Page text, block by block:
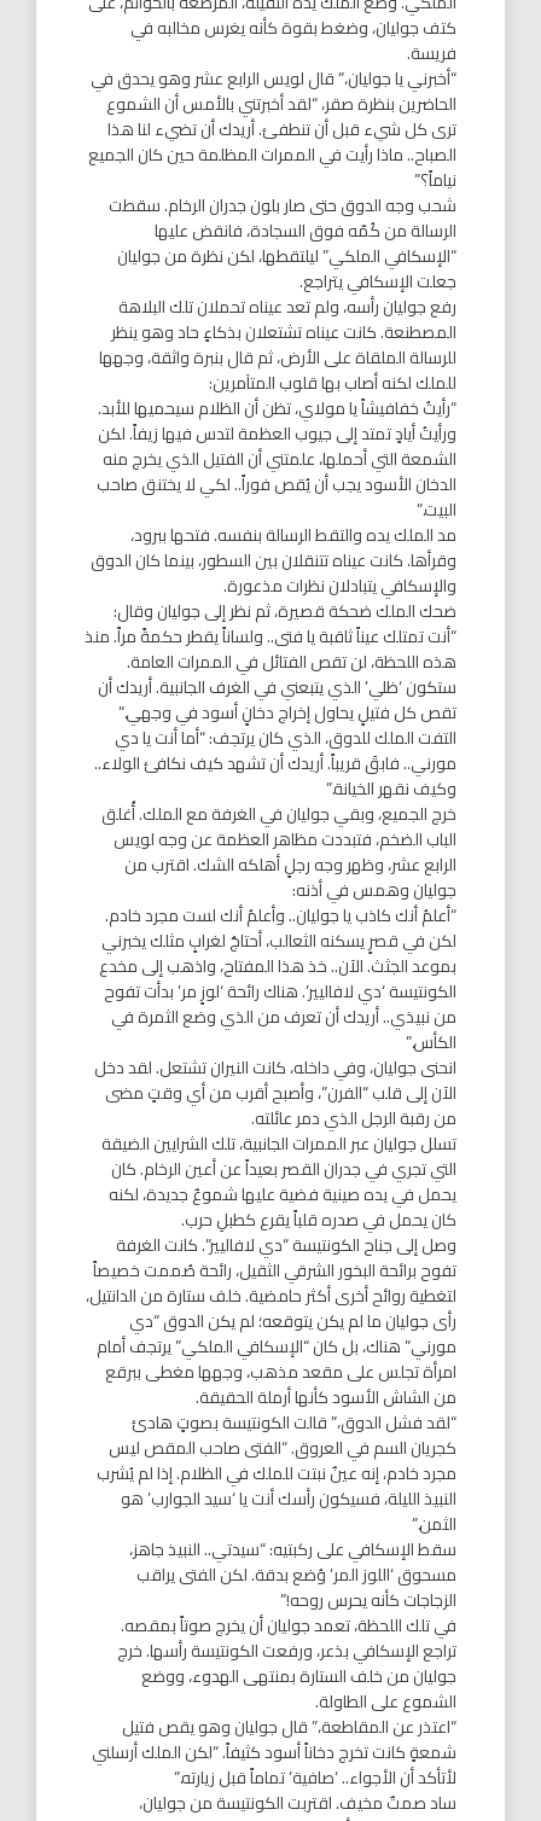
كتف جوليان، وضغط بقوة كأنه يغرس مخالبه في
فريسة.
“أخبرني يا جوليان،” قال لويس الرابع عشر وهو يحدق في
الحاضرين بنظرة صقر، “لقد أخبرتني بالأمس أن الشموع
ترى كل شيء قبل أن تنطفئ. أريدك أن تضيء لنا هذا
الصباح.. ماذا رأيت في الممرات المظلمة حين كان الجميع
نياماً؟”
شحب وجه الدوق حتى صار بلون جدران الرخام. سقطت
الرسالة من كُمّه فوق السجادة، فانقض عليها
“الإسكافي الملكي” ليلتقطها، لكن نظرة من جوليان
جعلت الإسكافي يتراجع.
رفع جوليان رأسه، ولم تعد عيناه تحملان تلك البلاهة
المصطنعة. كانت عيناه تشتعلان بذكاءٍ حاد وهو ينظر
للرسالة الملقاة على الأرض، ثم قال بنبرة واثقة، وجهها
للملك لكنه أصاب بها قلوب المتآمرين:
“رأيتُ خفافيشاً يا مولاي، تظن أن الظلام سيحميها للأبد.
ورأيتُ أيادٍ تمتد إلى جيوب العظمة لتدس فيها زيفاً. لكن
الشمعة التي أحملها، علمتني أن الفتيل الذي يخرج منه
الدخان الأسود يجب أن يُقص فوراً.. لكي لا يختنق صاحب
البيت.”
مد الملك يده والتقط الرسالة بنفسه. فتحها ببرود،
وقرأها. كانت عيناه تتنقلان بين السطور، بينما كان الدوق
والإسكافي يتبادلان نظرات مذعورة.
ضحك الملك ضحكة قصيرة، ثم نظر إلى جوليان وقال:
“أنت تمتلك عيناً ثاقبة يا فتى.. ولساناً يقطر حكمةً مراً. منذ
هذه اللحظة، لن تقص الفتائل في الممرات العامة.
ستكون ‘ظلي’ الذي يتبعني في الغرف الجانبية. أريدك أن
تقص كل فتيلٍ يحاول إخراج دخانٍ أسود في وجهي.”
التفت الملك للدوق، الذي كان يرتجف: “أما أنت يا دي
مورني.. فابقَ قريباً. أريدك أن تشهد كيف نكافئ الولاء..
وكيف نقهر الخيانة.”
خرج الجميع، وبقي جوليان في الغرفة مع الملك. أُغلق
الباب الضخم، فتبددت مظاهر العظمة عن وجه لويس
الرابع عشر، وظهر وجه رجلٍ أهلكه الشك. اقترب من
جوليان وهمس في أذنه:
“أعلمُ أنك كاذب يا جوليان.. وأعلمُ أنك لست مجرد خادم.
لكن في قصرٍ يسكنه الثعالب، أحتاجُ لغرابٍ مثلك يخبرني
بموعد الجثث. الآن.. خذ هذا المفتاح، واذهب إلى مخدع
الكونتيسة ‘دي لافاليير’. هناك رائحة ‘لوزٍ مر’ بدأت تفوح
من نبيذي.. أريدك أن تعرف من الذي وضع الثمرة في
الكأس.”
انحنى جوليان، وفي داخله، كانت النيران تشتعل. لقد دخل
الآن إلى قلب “الفرن”، وأصبح أقرب من أي وقتٍ مضى
من رقبة الرجل الذي دمر عائلته.
تسلل جوليان عبر الممرات الجانبية، تلك الشرايين الضيقة
التي تجري في جدران القصر بعيداً عن أعين الرخام. كان
يحمل في يده صينية فضية عليها شموعٌ جديدة، لكنه
كان يحمل في صدره قلباً يقرع كطبلِ حرب.
وصل إلى جناح الكونتيسة “دي لافاليير”. كانت الغرفة
تفوح برائحة البخور الشرقي الثقيل، رائحة صُممت خصيصاً
لتغطية روائح أخرى أكثر حامضية. خلف ستارة من الدانتيل،
رأى جوليان ما لم يكن يتوقعه؛ لم يكن الدوق “دي
مورني” هناك، بل كان “الإسكافي الملكي” يرتجف أمام
امرأة تجلس على مقعد مذهب، وجهها مغطى ببرقع
من الشاش الأسود كأنها أرملة الحقيقة.
“لقد فشل الدوق،” قالت الكونتيسة بصوتٍ هادئ
كجريان السم في العروق. “الفتى صاحب المقص ليس
مجرد خادم، إنه عينٌ نبتت للملك في الظلام. إذا لم يُشرب
النبيذ الليلة، فسيكون رأسك أنت يا ‘سيد الجوارب’ هو
الثمن.”
سقط الإسكافي على ركبتيه: “سيدتي.. النبيذ جاهز،
مسحوق ‘اللوز المر’ وُضع بدقة. لكن الفتى يراقب
الزجاجات كأنه يحرس روحه!”
في تلك اللحظة، تعمد جوليان أن يخرج صوتاً بمقصه.
تراجع الإسكافي بذعر، ورفعت الكونتيسة رأسها. خرج
جوليان من خلف الستارة بمنتهى الهدوء، ووضع
الشموع على الطاولة.
“اعتذر عن المقاطعة،” قال جوليان وهو يقص فتيل
شمعةٍ كانت تخرج دخاناً أسود كثيفاً. “لكن الملك أرسلني
لأتأكد أن الأجواء.. ‘صافية’ تماماً قبل زيارته.”
ساد صمتٌ مخيف. اقتربت الكونتيسة من جوليان،